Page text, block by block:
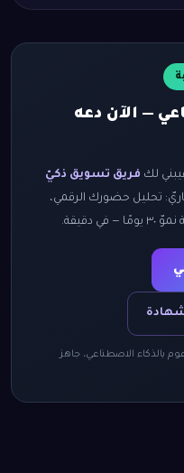
— الآن دعه
لك فريق تسويق ذكيّ
تحليل حضورك الرقمي،
بالذكاء الاصطناعي، جاهز